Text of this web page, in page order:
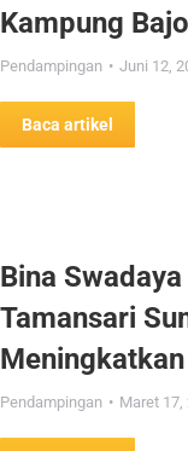
Kampung
Pendampingan Juni 12,
Baca artikel
Bina
Tamansari
Pendampingan Maret 17,